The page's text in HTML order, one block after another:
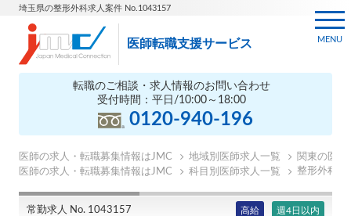
埼玉県の整形外科求人案件 No.1043157
医師転職支援サービス
転職のご相談・求人情報のお問い合わせ
受付時間：平日/10:00～18:00
0120-940-196
MENU
医師の求人・転職募集情報はJMC 地域別医師求人一覧
関東の医師
医師の求人・転職募集情報はJMC
科目別医師求人一覧 整形外科の
常勤求人 No. 1043157 高給 週4日以内